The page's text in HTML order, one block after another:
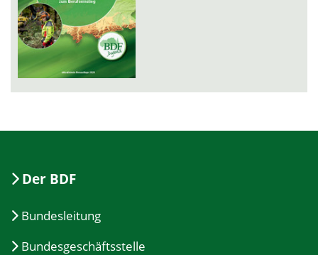
Der BDF
Bundesleitung
Bundesgeschäftsstelle